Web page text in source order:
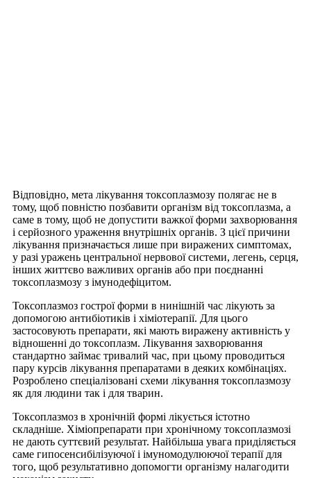
Відповідно, мета лікування токсоплазмозу полягає не в
тому, щоб повністю позбавити організм від токсоплазма, а
саме в тому, щоб не допустити важкоїформи захворювання
і серйозного ураження внутрішніх органів. З цієї причини
лікування призначається лише при виражених симптомах,
у разі уражень центральної нервової системи, легень, серця,
інших життєво важливих органів або при поєднанні
токсоплазмозу з імунодефіцитом.
Токсоплазмоз гострої форми в нинішній час лікують за
допомогою антибіотиків і хіміотерапії. Для цього
застосовують препарати, які мають виражену активність у
відношенні до токсоплазм. Лікування захворювання
стандартно займає тривалий час, при цьому проводиться
пару курсів лікування препаратами в деяких комбінаціях.
Розроблено спеціалізовані схеми лікування токсоплазмозу
як для людини так і для тварин.
Токсоплазмоз в хронічній формі лікується істотно
складніше. Хіміопрепарати при хронічному токсоплазмозі
не дають суттєвий результат. Найбільша увага приділяється
саме гипосенсибілізуючої і імуномодулюючої терапії для
того, щоб результативно допомогти організму налагодити